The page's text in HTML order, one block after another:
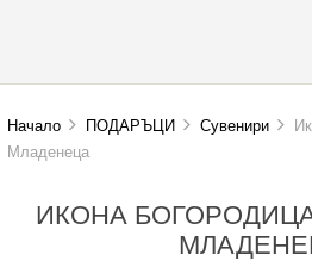
Начало ПОДАРЪЦИ Сувенири
Младенеца
ИКОНА